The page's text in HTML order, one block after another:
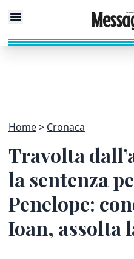
Home Cronaca
Travolta
la sentenza
Penelope:
Ioan, assolta